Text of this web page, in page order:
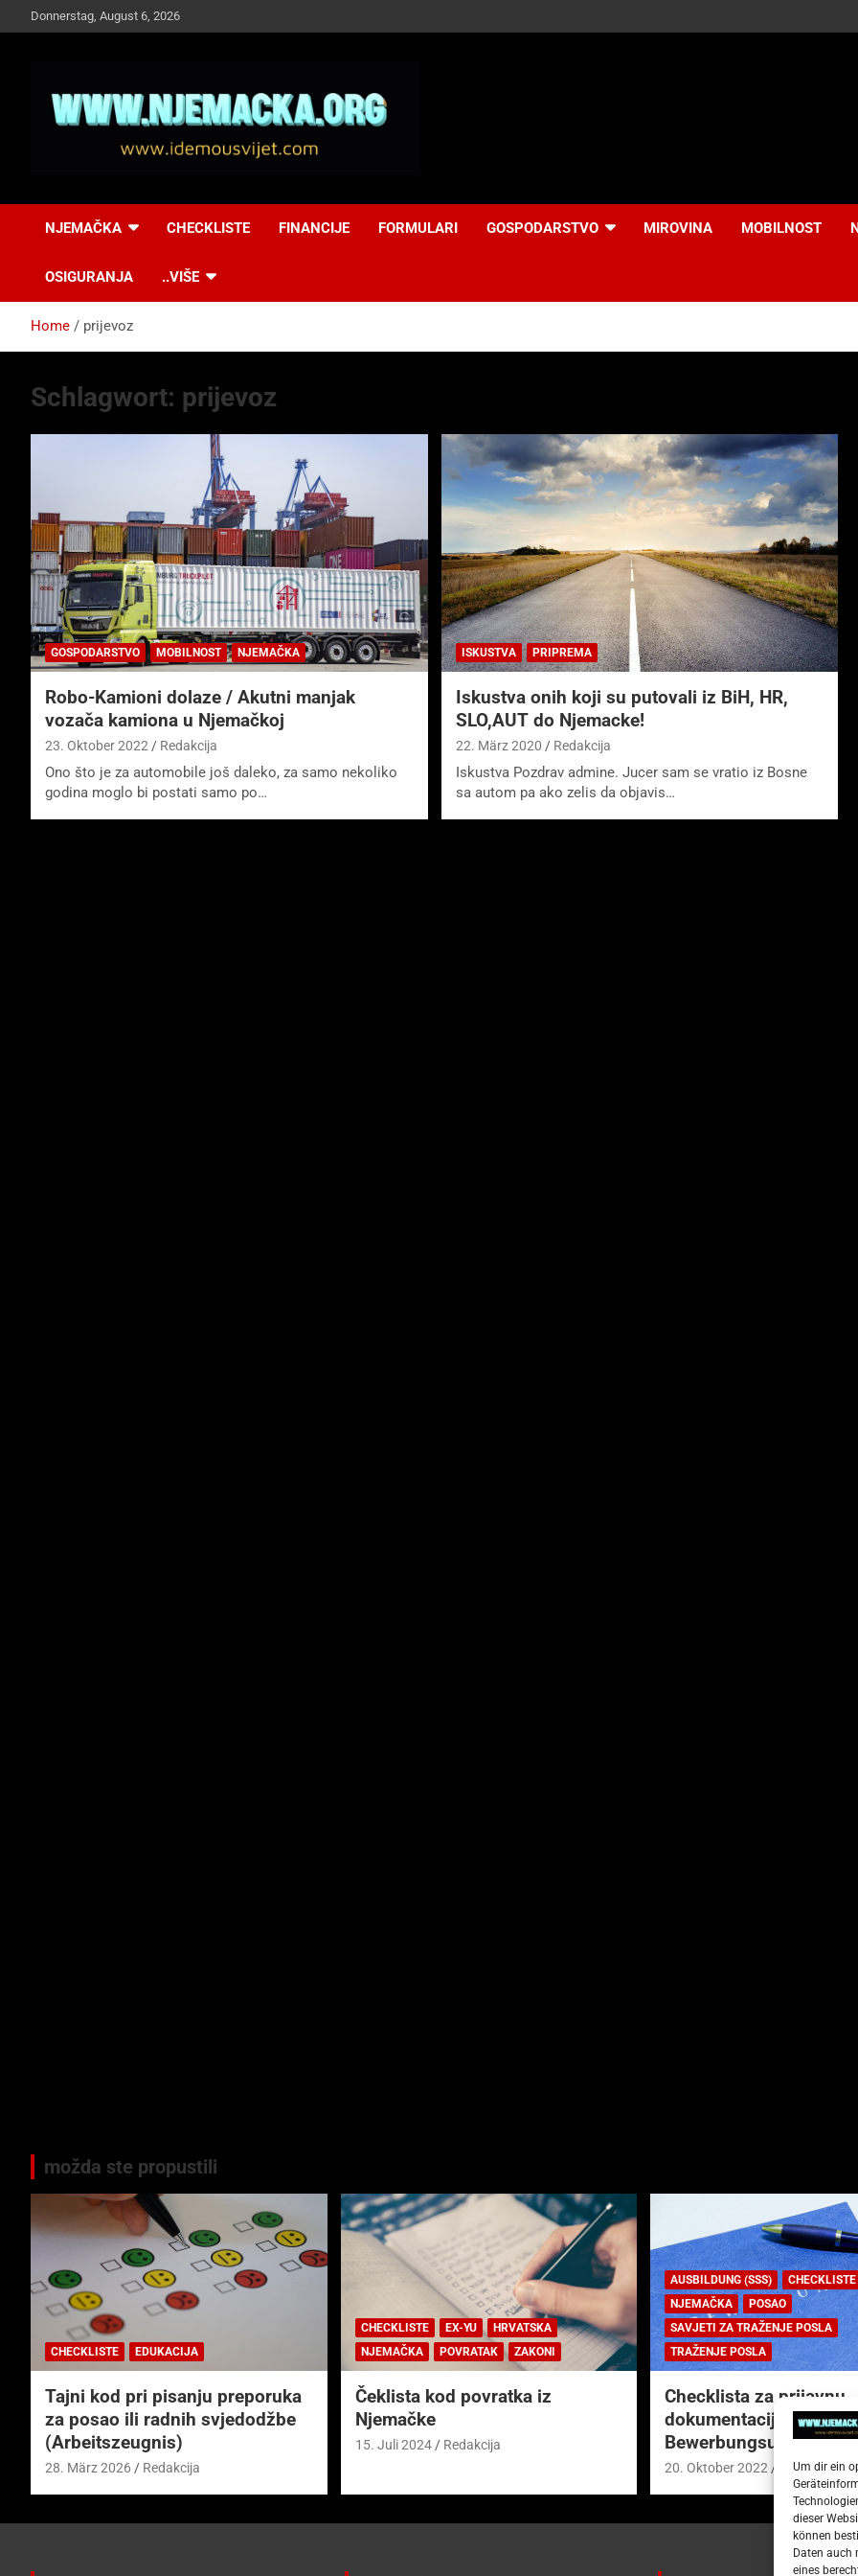
Um dir ein
dieser
können
Daten auch
eines
to
Donnerstag, August 6, 2026
Idemo u Svijet-
NJEMAČKA CHECKLISTE FINANCIJE FORMULARI GOSPODARSTVO MIROVINA MOBILNOST
OSIGURANJA ..VIŠE
Home prijevoz
Schlagwort: prijevoz
GOSPODARSTVO MOBILNOST NJEMAČKA
Robo-Kamioni dolaze / Akutni manjak
vozača kamiona u Njemačkoj
23. Oktober 2022 Redakcija
Ono što je za automobile još daleko, za samo nekoliko
godina moglo bi postati samo po…
ISKUSTVA PRIPREMA
Iskustva onih koji su putovali iz BiH, HR,
SLO,AUT do Njemacke!
22. März 2020 Redakcija
Iskustva Pozdrav admine. Jucer sam se vratio iz Bosne
sa autom pa ako zelis da objavis…
možda ste propustili
CHECKLISTE EDUKACIJA
Tajni kod pri pisanju preporuka
za posao ili radnih svjedodžbe
(Arbeitszeugnis)
28. März 2026 Redakcija
CHECKLISTE EX-YU
HRVATSKA
NJEMAČKA
POVRATAK ZAKONI
Čeklista kod povratka iz
Njemačke
15. Juli 2024 Redakcija
AUSBILDUNG (SSS)
CHECKLISTE
NJEMAČKA
POSAO
SAVJETI ZA TRAŽENJE POSLA
TRAŽENJE POSLA
Checklista za prijavnu
dokumentaciju (njem.
20. Oktober 2022 Redakcija